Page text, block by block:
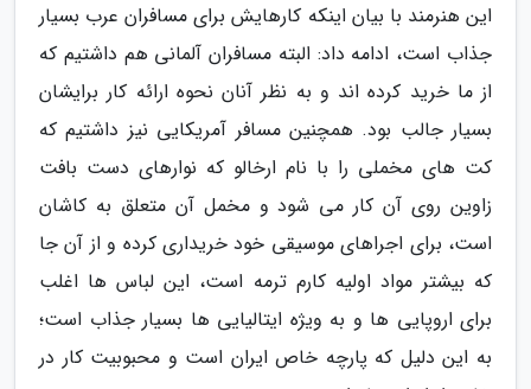
این هنرمند با بیان اینکه کارهایش برای مسافران عرب بسیار
جذاب است، ادامه داد: البته مسافران آلمانی هم داشتیم که
از ما خرید کرده اند و به نظر آنان نحوه ارائه کار برایشان
بسیار جالب بود. همچنین مسافر آمریکایی نیز داشتیم که
کت های مخملی را با نام ارخالو که نوارهای دست بافت
زاوین روی آن کار می شود و مخمل آن متعلق به کاشان
است، برای اجراهای موسیقی خود خریداری کرده و از آن جا
که بیشتر مواد اولیه کارم ترمه است، این لباس ها اغلب
برای اروپایی ها و به ویژه ایتالیایی ها بسیار جذاب است؛
به این دلیل که پارچه خاص ایران است و محبوبیت کار در